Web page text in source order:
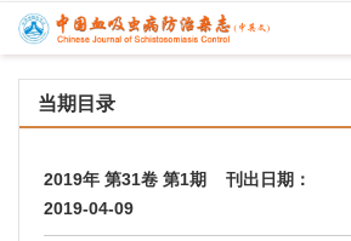
当期目录
2019年 第31卷 第1期 刊出日期：
2019-04-09